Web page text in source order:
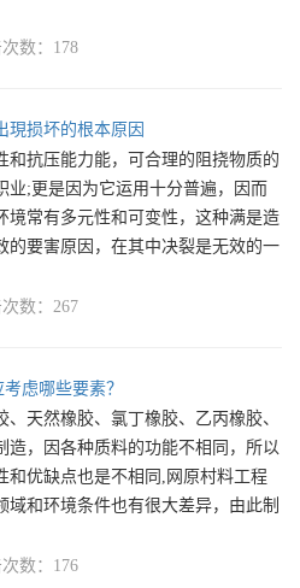
数：178
現损坏的根本原因
和抗压能力能，可合理的阻挠物质的
业;更是因为它运用十分普遍，因而
境常有多元性和可变性，这种满是造
的要害原因，在其中决裂是无效的一
数：267
虑哪些要素？
天然橡胶、氯丁橡胶、乙丙橡胶、
造，因各种质料的功能不相同，所以
和优缺点也是不相同,网原村料工程
域和环境条件也有很大差异，由此制
数：176